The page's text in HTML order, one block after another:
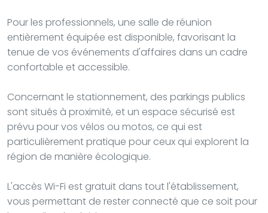
Pour les professionnels, une salle de réunion
entièrement équipée est disponible, favorisant la
tenue de vos événements d'affaires dans un cadre
confortable et accessible.
Concernant le stationnement, des parkings publics
sont situés à proximité, et un espace sécurisé est
prévu pour vos vélos ou motos, ce qui est
particulièrement pratique pour ceux qui explorent la
région de manière écologique.
L'accès Wi-Fi est gratuit dans tout l'établissement,
vous permettant de rester connecté que ce soit pour